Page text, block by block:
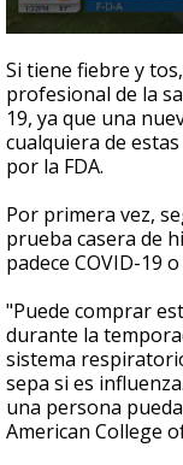
seconds
of
2
minutes,
5
seconds
Si tiene fiebre y
profesional de la
19, ya que una
cualquiera de
por la FDA.
Por primera vez,
prueba casera de
padece COVID-19
"Puede comprar
durante la
sistema
sepa si es
una persona
American College